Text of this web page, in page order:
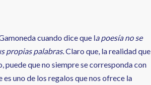
cuando dice que la poesía no se
propias palabras.Claro que, la realidad que
puede que no siempre se corresponda con
uno de los regalos que nos ofrece la